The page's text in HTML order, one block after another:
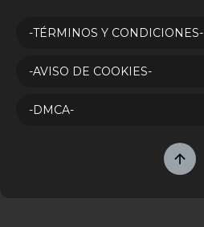
-TÉRMINOS Y CONDICIONES-
-AVISO DE COOKIES-
-DMCA-